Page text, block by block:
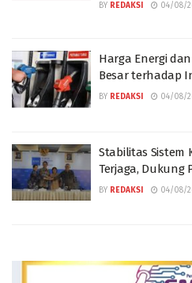
BY REDAKSI 04/08/
Harga Energi
Besar terhadap
BY REDAKSI 04/08/
Stabilitas Sistem
Terjaga, Dukung
BY REDAKSI 04/08/